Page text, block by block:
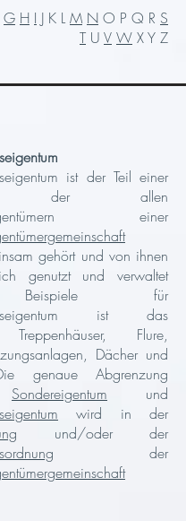
G H I J K L M N O P Q R S
T U V W X Y Z
ist der Teil einer
der allen
einer
gehört und von ihnen
genutzt und verwaltet
für
ist das
Treppenhäuser, Flure,
Dächer und
genaue Abgrenzung
Sondereigentum und
wird in der
und/oder der
der